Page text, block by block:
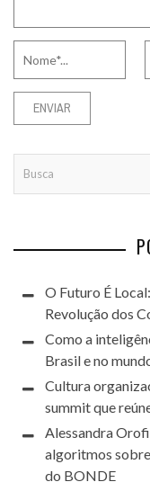
O Futuro É
Revolução dos
Como a
Brasil e no
Cultura
summit que
Alessandra
algoritmos
do BONDE